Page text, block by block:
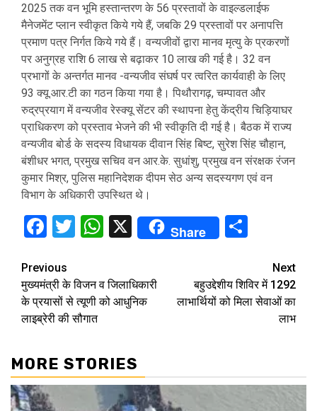
2025 तक वन भूमि हस्तान्तरण के 56 प्रस्तावों के वाइल्डलाईफ
मैनेजमेंट प्लान स्वीकृत किये गये हैं, जबकि 29 प्रस्तावों पर अनापत्ति
प्रमाण पत्र निर्गत किये गये हैं। वन्यजीवों द्वारा मानव मृत्यु के प्रकरणों
पर अनुग्रह राशि 6 लाख से बढ़ाकर 10 लाख की गई है। 32 वन
प्रभागों के अन्तर्गत मानव -वन्यजीव संघर्ष पर त्वरित कार्यवाही के लिए
93 क्यू.आर.टी का गठन किया गया है। पिथौरागढ़, चम्पावत और
रुद्रप्रयाग में वन्यजीव रेस्क्यू सेंटर की स्थापना हेतु केंद्रीय चिड़ियाघर
प्राधिकरण को प्रस्ताव भेजने की भी स्वीकृति दी गई है। बैठक में राज्य
वन्यजीव बोर्ड के सदस्य विधायक दीवान सिंह बिष्ट, सुरेश सिंह चौहान,
बंशीधर भगत, प्रमुख सचिव वन आर.के. सुधांशु, प्रमुख वन संरक्षक रंजन
कुमार मिश्र, पुलिस महानिदेशक दीपम सेठ अन्य सदस्यगण एवं वन
विभाग के अधिकारी उपस्थित थे।
Facebook
TwitterWhatsApp
X Share
Continue
Reading
Previous
मुख्यमंत्री के विजन व जिलाधिकारी
के प्रयासों से त्यूणी को आधुनिक
लाइब्रेरी की सौगात
Next
बहुउद्देशीय शिविर में 1292
लाभार्थियों को मिला सेवाओं का
लाभ
MORE STORIES